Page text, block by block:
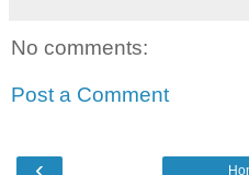
No comments:
Post a Comment
‹